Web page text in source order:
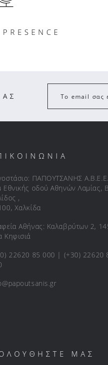
Το email σας
ΠΑΠΟΥΤΣΑΝΗΣ
Εθνικής οδού Αθηνών Λαμίας,
,
Χαλκίδα
Αθήνας: Καλαβρύτων 2,
Κηφισιά
22620 85 000 | (+30) 22620
ΜΑΣ